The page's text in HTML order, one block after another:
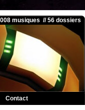
musiques // 56 dossiers
Contact